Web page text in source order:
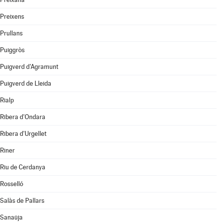
Preixens
Prullans
Puiggròs
Puigverd d'Agramunt
Puigverd de Lleida
Rialp
Ribera d'Ondara
Ribera d'Urgellet
Riner
Riu de Cerdanya
Rosselló
Salàs de Pallars
Sanaüja